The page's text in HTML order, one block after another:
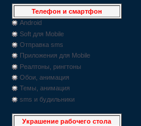
Телефон и смартфон
Android
Soft для Mobile
Отправка sms
Приложения для Mobile
Реалтоны, рингтоны
Обои, анимация
Темы, анимация
sms и будильники
Украшение рабочего стола